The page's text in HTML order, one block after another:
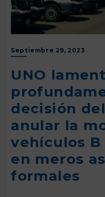
Septiembre 29, 2023
UNO
decisión
anular la
vehículos B
en meros
formales